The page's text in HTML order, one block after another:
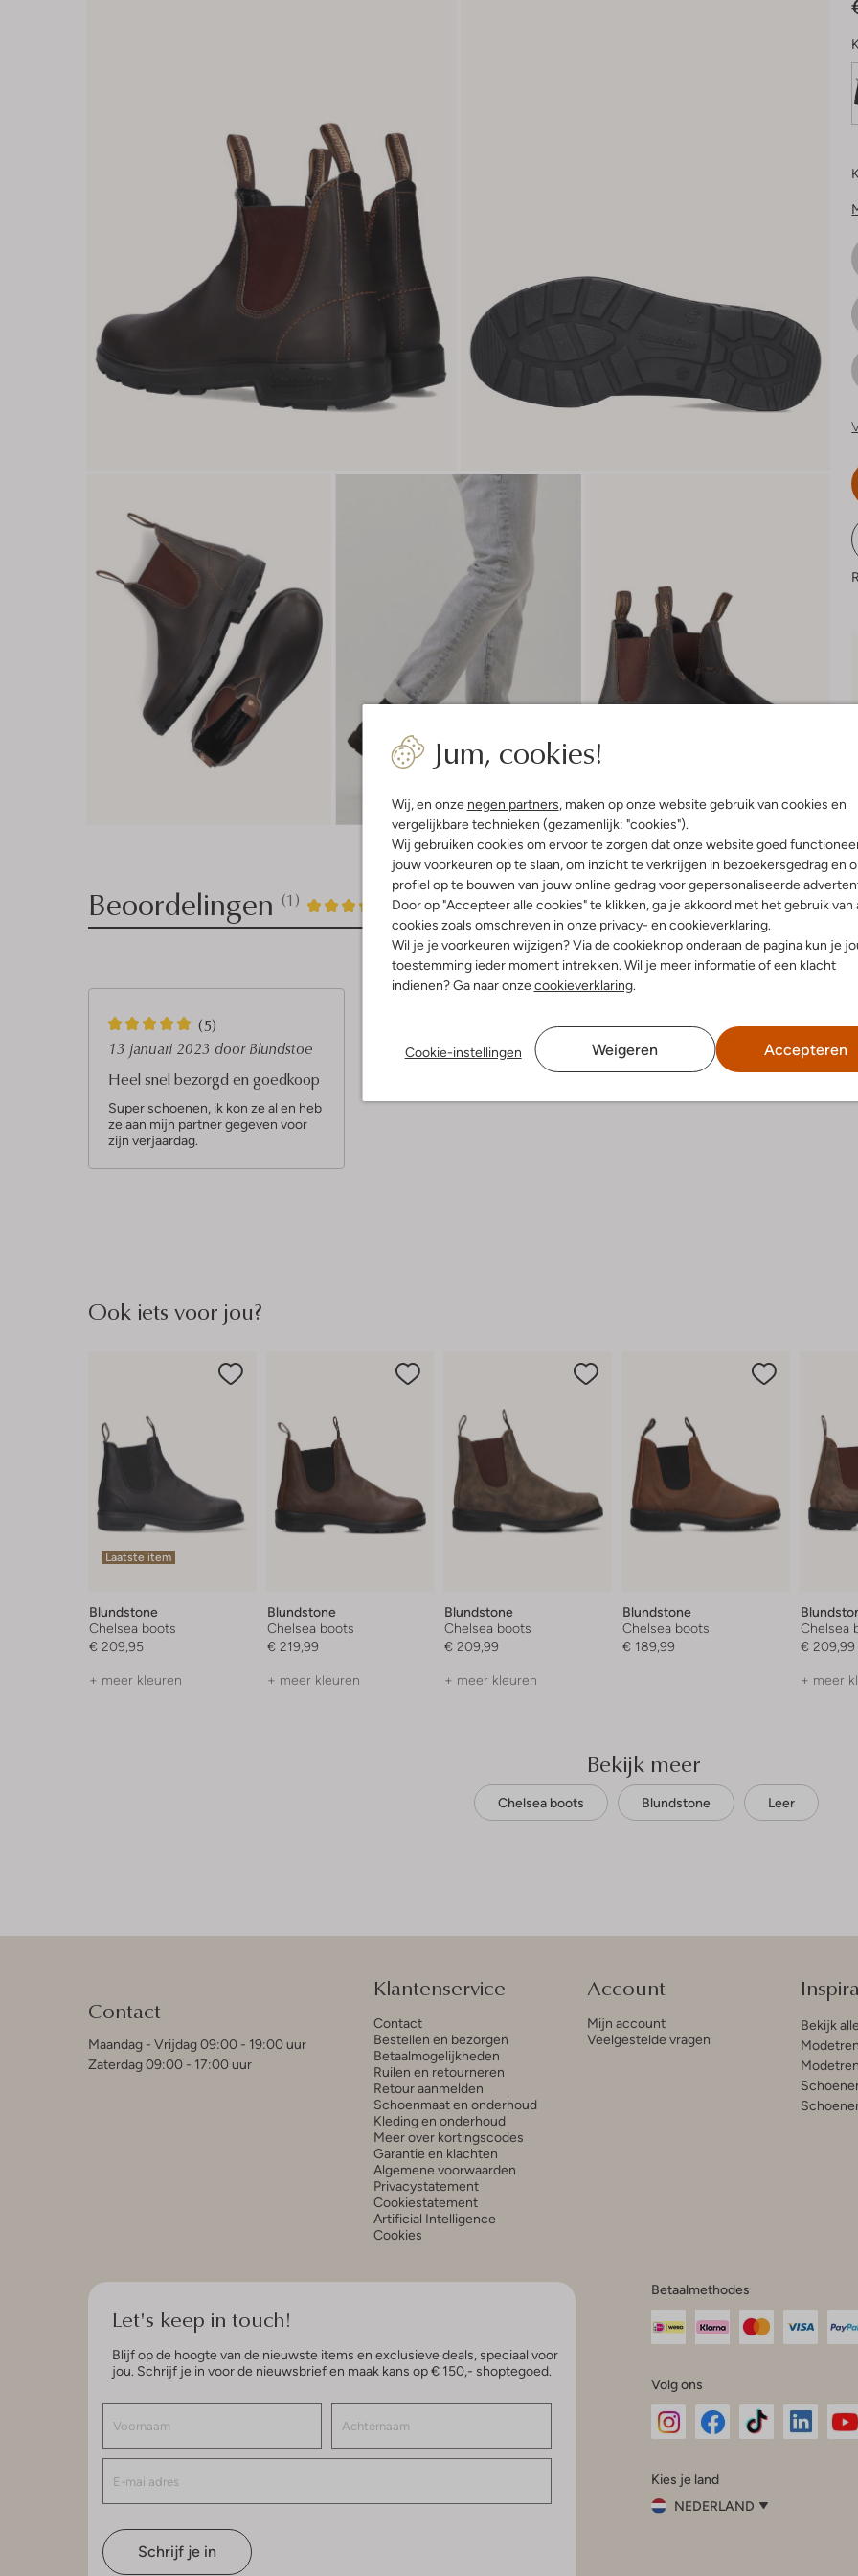
Jum, cookies!
Wij, en onze negen partners, maken op onze website gebruik van cookies en
vergelijkbare technieken (gezamenlijk: "cookies").
Wij gebruiken cookies om ervoor te zorgen dat onze website goed
jouw voorkeuren op te slaan, om inzicht te verkrijgen in bezoekersgedrag en
profiel op te bouwen van jouw online gedrag voor gepersonaliseerde
Door op "Accepteer alle cookies" te klikken, ga je akkoord met het gebruik van
cookies zoals omschreven in onze privacy- en cookieverklaring.
Wil je je voorkeuren wijzigen? Via de cookieknop onderaan de pagina kun je
toestemming ieder moment intrekken. Wil je meer informatie of een klacht
indienen? Ga naar onzecookieverklaring.
Cookie-instellingen Weigeren Accepteren
Product informatie
Beoordelingen (1) 5/5
1
5
5
S
t
e
r
(5)
13 januari 2023 door Blundstoe
Heel snel bezorgd en goedkoop
Super schoenen, ik kon ze al en heb
ze aan mijn partner gegeven voor
zijn verjaardag.
Ook iets voor jou?
Laatste item
Blundstone
Chelsea boots
€ 209,95
+ meer kleuren
Blundstone
Chelsea boots
€ 219,99
+ meer kleuren
Blundstone
Chelsea boots
€ 209,99
+ meer kleuren
Blundstone
Chelsea boots
€ 189,99
Chelsea
€ 209,99
+ meer
Bekijk meer
Chelsea boots Blundstone Leer
Contact
Maandag - Vrijdag 09:00 - 19:00 uur
Zaterdag 09:00 - 17:00 uur
Klantenservice
Contact
Bestellen en bezorgen
Betaalmogelijkheden
Ruilen en retourneren
Retour aanmelden
Schoenmaat en onderhoud
Kleding en onderhoud
Meer over kortingscodes
Garantie en klachten
Algemene voorwaarden
Privacystatement
Cookiestatement
Artificial Intelligence
Cookies
Account
Mijn account
Veelgestelde vragen
Bekijk
Let's keep in touch!
Blijf op de hoogte van de nieuwste items en exclusieve deals, speciaal voor
jou. Schrijf je in voor de nieuwsbrief en maak kans op € 150,- shoptegoed.
Schrijf je in
Betaalmethodes
Volg ons
InstagramFacebook
Kies je land
NEDERLAND